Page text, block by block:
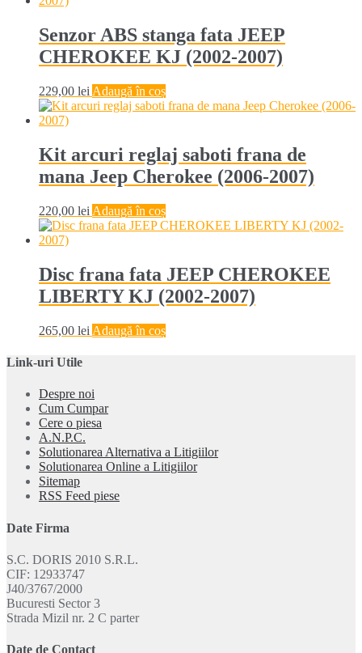
Senzor ABS stanga fata JEEP
CHEROKEE KJ (2002-2007)
229,00 lei Adaugă în coș
Kit arcuri reglaj saboti frana de
mana Jeep Cherokee (2006-2007)
220,00 lei Adaugă în coș
Disc frana fata JEEP CHEROKEE
LIBERTY KJ (2002-2007)
265,00 lei Adaugă în coș
Link-uri Utile
Despre noi
Cum Cumpar
Cere o piesa
A.N.P.C.
Solutionarea Alternativa a Litigiilor
Solutionarea Online a Litigiilor
Sitemap
RSS Feed piese
Date Firma
S.C. DORIS 2010 S.R.L.
CIF: 12933747
J40/3767/2000
Bucuresti Sector 3
Strada Mizil nr. 2 C parter
Date de Contact